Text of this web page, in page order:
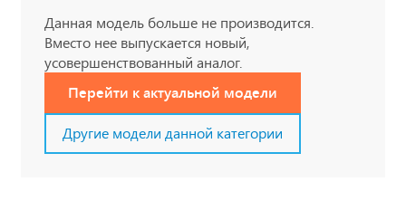
Данная модель больше не производится.
Вместо нее выпускается новый,
усовершенствованный аналог.
Перейти к актуальной модели
Другие модели данной категории